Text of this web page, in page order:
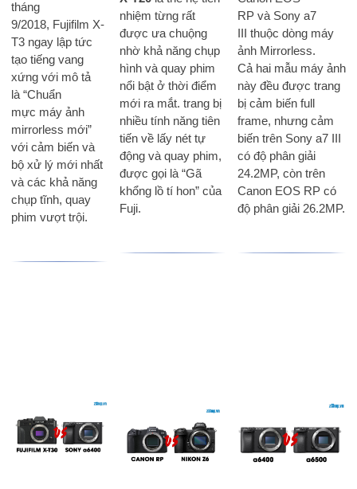
tháng
9/2018, Fujifilm X-
T3 ngay lập tức
tạo tiếng vang
xứng với mô tả
là “Chuẩn
mực máy ảnh
mirrorless mới”
với cảm biến và
bộ xử lý mới nhất
và các khả năng
chụp tĩnh, quay
phim vượt trội.
nhiệm từng rất
được ưa chuộng
nhờ khả năng chụp
hình và quay phim
nổi bật ở thời điểm
mới ra mắt. trang bị
nhiều tính năng tiên
tiến về lấy nét tự
động và quay phim,
được gọi là “Gã
khổng lồ tí hon” của
Fuji.
RP và Sony a7
III thuộc dòng máy
ảnh Mirrorless.
Cả hai mẫu máy ảnh
này đều được trang
bị cảm biến full
frame, nhưng cảm
biến trên Sony a7 III
có độ phân giải
24.2MP, còn trên
Canon EOS RP có
độ phân giải 26.2MP.